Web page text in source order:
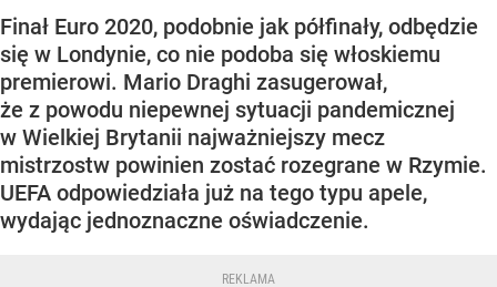
Finał Euro 2020, podobnie jak półfinały, odbędzie
się w Londynie, co nie podoba się włoskiemu
premierowi. Mario Draghi zasugerował,
że z powodu niepewnej sytuacji pandemicznej
w Wielkiej Brytanii najważniejszy mecz
mistrzostw powinien zostać rozegrane w Rzymie.
UEFA odpowiedziała już na tego typu apele,
wydając jednoznaczne oświadczenie.